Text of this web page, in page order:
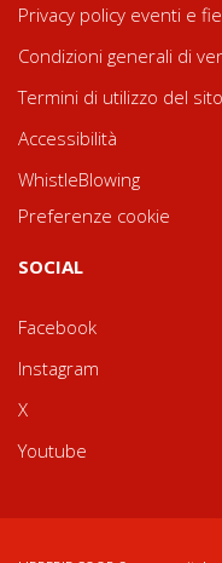
Privacy policy eventi e
Condizioni generali di
Termini di utilizzo del sito
Accessibilità
WhistleBlowing
Preferenze cookie
SOCIAL
Facebook
Instagram
X
Youtube